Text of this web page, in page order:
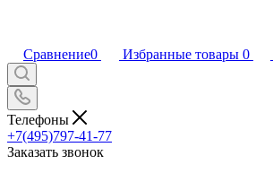
Сравнение0 Избранные товары 0
Телефоны
+7(495)797-41-77
Заказать звонок